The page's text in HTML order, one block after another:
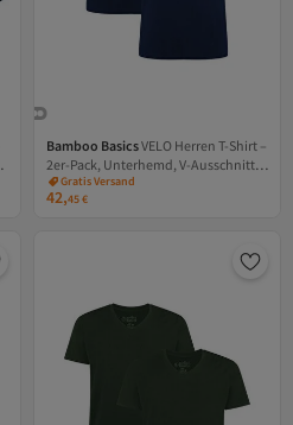
Bamboo BasicsVELO Herren T-Shirt –
2er-Pack, Unterhemd, V-Ausschnitt,
Single-Jersey
Versand Kostenlos
Gratis Versand
Versand Kostenlos
42,45€